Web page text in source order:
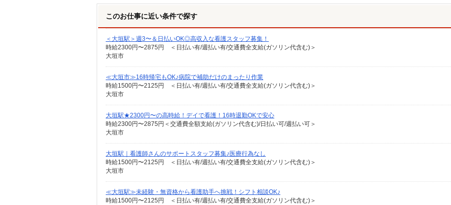
このお仕事に近い条件で探す
＜大垣駅＞週3〜＆日払いOK◎高収入な看護スタッフ募集！
時給2300円〜2875円 ＜日払い有/週払い有/交通費全支給(ガソリン代含む)＞
大垣市
≪大垣市≫16時帰宅もOK♪病院で補助だけのまったり作業
時給1500円〜2125円 ＜日払い有/週払い有/交通費全支給(ガソリン代含む)＞
大垣市
大垣駅★2300円〜の高時給！デイで看護！16時退勤OKで安心
時給2300円〜2875円＜交通費全額支給(ガソリン代含む)/日払い可/週払い可＞
大垣市
大垣駅｜看護師さんのサポートスタッフ募集♪医療行為なし
時給1500円〜2125円 ＜日払い有/週払い有/交通費全支給(ガソリン代含む)＞
大垣市
≪大垣駅≫未経験・無資格から看護助手へ挑戦！シフト相談OK♪
時給1500円〜2125円 ＜日払い有/週払い有/交通費全支給(ガソリン代含む)＞